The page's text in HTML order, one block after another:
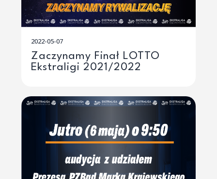
2022-05-07
Zaczynamy Finał LOTTO
Ekstraligi 2021/2022